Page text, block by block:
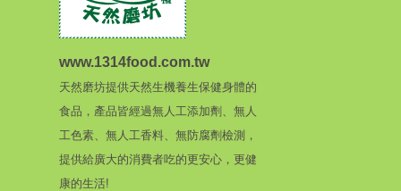
www.1314food.com.tw
天然磨坊提供天然生機養生保健身體的
食品，產品皆經過無人工添加劑、無人
工色素、無人工香料、無防腐劑檢測，
提供給廣大的消費者吃的更安心，更健
康的生活!